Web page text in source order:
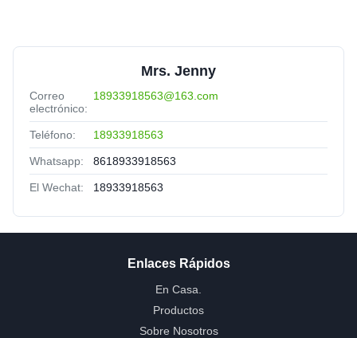
Mrs. Jenny
Correo
electrónico:
18933918563@163.com
Teléfono: 18933918563
Whatsapp: 8618933918563
El Wechat: 18933918563
Enlaces Rápidos
En Casa.
Productos
Sobre Nosotros